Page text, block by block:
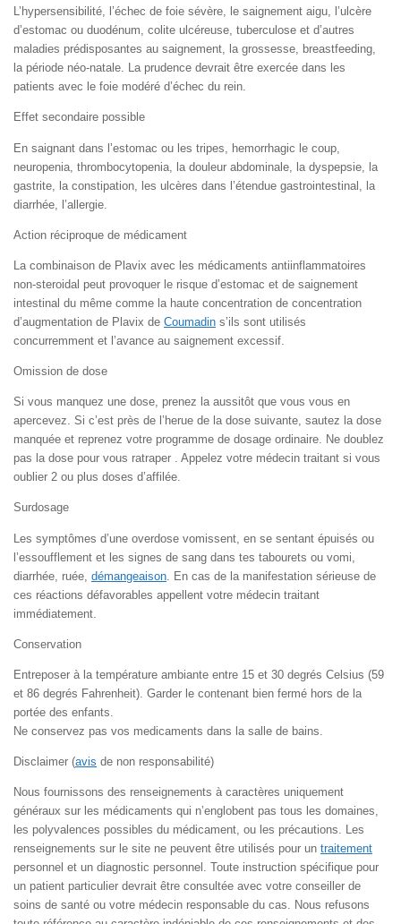
L’hypersensibilité, l’échec de foie sévère, le saignement aigu, l’ulcère
d’estomac ou duodénum, colite ulcéreuse, tuberculose et d’autres
maladies prédisposantes au saignement, la grossesse, breastfeeding,
la période néo-natale. La prudence devrait être exercée dans les
patients avec le foie modéré d’échec du rein.
Effet secondaire possible
En saignant dans l’estomac ou les tripes, hemorrhagic le coup,
neuropenia, thrombocytopenia, la douleur abdominale, la dyspepsie, la
gastrite, la constipation, les ulcères dans l’étendue gastrointestinal, la
diarrhée, l’allergie.
Action réciproque de médicament
La combinaison de Plavix avec les médicaments antiinflammatoires
non-steroidal peut provoquer le risque d’estomac et de saignement
intestinal du même comme la haute concentration de concentration
d’augmentation de Plavix de Coumadin s’ils sont utilisés
concurremment et l’avance au saignement excessif.
Omission de dose
Si vous manquez une dose, prenez la aussitôt que vous vous en
apercevez. Si c’est près de l’herue de la dose suivante, sautez la dose
manquée et reprenez votre programme de dosage ordinaire. Ne doublez
pas la dose pour vous ratraper . Appelez votre médecin traitant si vous
oublier 2 ou plus doses d’affilée.
Surdosage
Les symptômes d’une overdose vomissent, en se sentant épuisés ou
l’essoufflement et les signes de sang dans tes tabourets ou vomi,
diarrhée, ruée, démangeaison . En cas de la manifestation sérieuse de
ces réactions défavorables appellent votre médecin traitant
immédiatement.
Conservation
Entreposer à la température ambiante entre 15 et 30 degrés Celsius (59
et 86 degrés Fahrenheit). Garder le contenant bien fermé hors de la
portée des enfants.
Ne conservez pas vos medicaments dans la salle de bains.
Disclaimer (avis de non responsabilité)
Nous fournissons des renseignements à caractères uniquement
généraux sur les médicaments qui n’englobent pas tous les domaines,
les polyvalences possibles du médicament, ou les précautions. Les
renseignements sur le site ne peuvent être utilisés pour un traitement
personnel et un diagnostic personnel. Toute instruction spécifique pour
un patient particulier devrait être consultée avec votre conseiller de
soins de santé ou votre médecin responsable du cas. Nous refusons